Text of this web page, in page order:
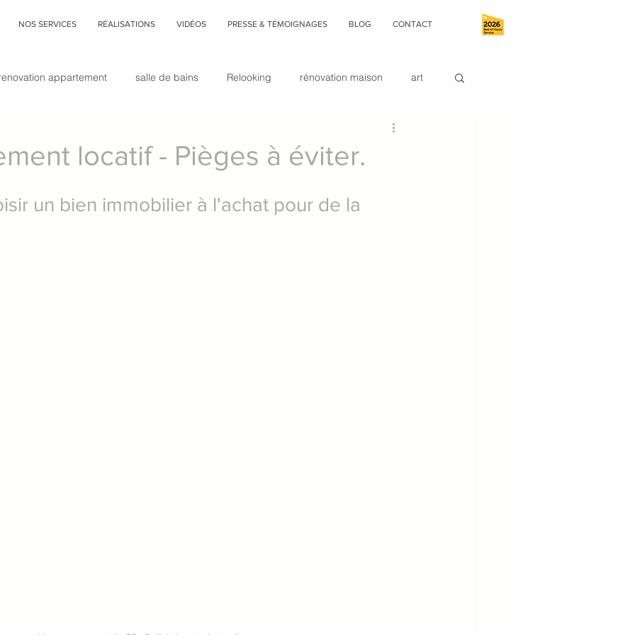
NOS SERVICES RÉALISATIONS VIDÉOS PRESSE & TÉMOIGNAGES BLOG CONTACT
appartement salle de bains Relooking rénovation maison art
locatif - Pièges à éviter.
un bien immobilier à l'achat pour de la